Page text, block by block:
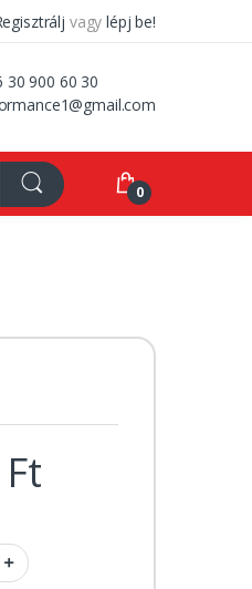
vagy lépj be!
30 900 60 30
0